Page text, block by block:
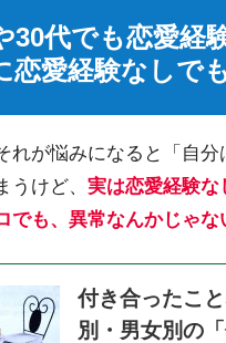
30代でも恋愛経
恋愛経験なしで
れが悩みになると「自
けど、 実は恋愛経験な
でも、異常なんかじゃな
付き合ったこ
別・男女別の